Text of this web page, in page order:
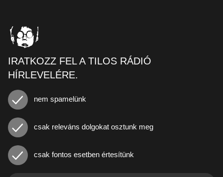
IRATKOZZ FEL A TILOS RÁDIÓ
HÍRLEVELÉRE.
nem spamelünk
csak releváns dolgokat osztunk meg
csak fontos esetben értesítünk